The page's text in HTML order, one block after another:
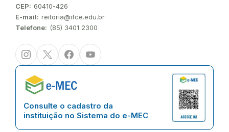
CEP: 60410-426
E-mail: reitoria@ifce.edu.br
Telefone: (85) 3401 2300
InstagramTwitter/XFacebookYoutube
Consulte o cadastro da
instituição no Sistema do e-MEC